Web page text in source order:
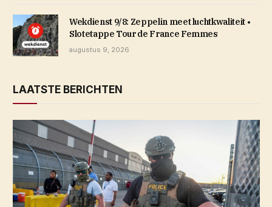
Wekdienst 9/8: Zeppelin meet luchtkwaliteit •
Slotetappe Tour de France Femmes
augustus 9, 2026
LAATSTE BERICHTEN